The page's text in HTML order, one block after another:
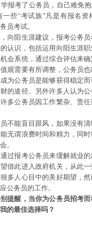
报考了公务员，自己难免抱
些“考试族”凡是有报名资
员考试。
阳生涯建议，报考公务员
认识，包括运用向阳生涯
会系统，通过综合评估来
观需要有所调整，公务员
为公务员是能够获得稳定
的途径。另外许多人认为公
多公务员因工作繁杂、责
能盲目跟风，如果没有清
无谓浪费时间和精力，同
。
报考公务员来缓解就业的
借此进入政府机关，从此
多人心目中的美好期望，然
公务员的工作。
醒，当你为公务员招考而
的最佳选择吗？